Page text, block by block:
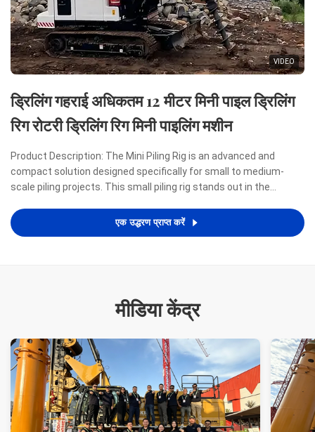
VIDEO
ड्रिलिंग गहराई अधिकतम 12 मीटर मिनी पाइल ड्रिलिंग
रिग रोटरी ड्रिलिंग रिग मिनी पाइलिंग मशीन
Product Description: The Mini Piling Rig is an advanced and
compact solution designed specifically for small to medium-
scale piling projects. This small piling rig stands out in the
power, efficiency, and portability, making it an ideal ...
एक उद्धरण प्राप्त करें
मीडिया केंद्र